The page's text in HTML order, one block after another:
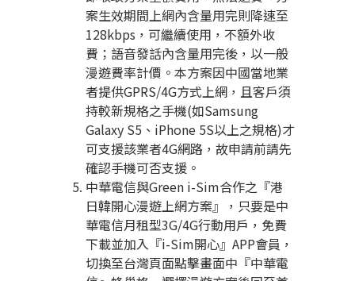
案生效期間上網內含量用完則降速至
128kbps，可繼續使用，不額外收
費；語音發話內含量用完後，以一般
漫遊費率計價。本方案因中國當地業
者提供GPRS/4G方式上網，且客戶須
持較新規格之手機(如Samsung
Galaxy S5、iPhone 5S以上之規格)才
可支援該業者4G網路，故申請前請先
確認手機可否支援。
中華電信與Green i-Sim合作之『港
日韓開心漫遊上網方案』，只要是中
華電信月租型3G/4G行動用戶，免費
下載並加入『i-Sim開心』APP會員，
切換至台灣頁面點擊畫面中『中華電